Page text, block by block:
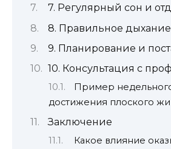
7. Регулярный сон и
8. Правильное дыхание
9. Планирование и
10. Консультация с
Пример
достижения плоского
Заключение
Какое влияние